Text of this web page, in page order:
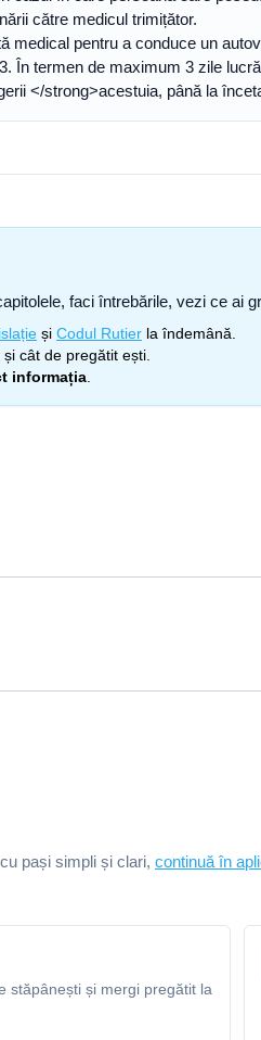
către medicul trimițător.
pentru a conduce un
În termen de maximum 3 zile
</strong>acestuia, până la
faci întrebările, vezi ce ai
și Codul Rutier la îndemână.
cât de pregătit ești.
informația
pași simpli și clari, continuă în
stăpânești și mergi pregătit la